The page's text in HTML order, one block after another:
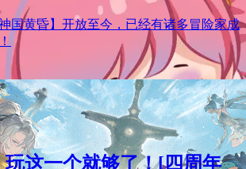
国黄昏】开放至今，已经有诸多冒险家成
这一个就够了！[四周年